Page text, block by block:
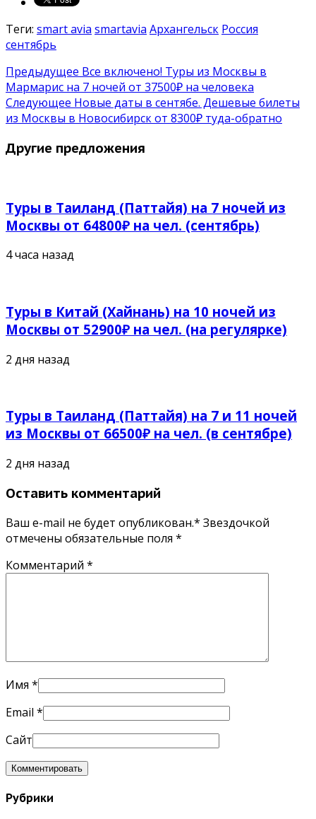
Теги: smart avia smartavia Архангельск Россия
сентябрь
Предыдущее Все включено! Туры из Москвы в
Мармарис на 7 ночей от 37500₽ на человека
Следующее Новые даты в сентябе. Дешевые билеты
из Москвы в Новосибирск от 8300₽ туда-обратно
Другие предложения
Туры в Таиланд (Паттайя) на 7 ночей из
Москвы от 64800₽ на чел. (сентябрь)
4 часа назад
Туры в Китай (Хайнань) на 10 ночей из
Москвы от 52900₽ на чел. (на регулярке)
2 дня назад
Туры в Таиланд (Паттайя) на 7 и 11 ночей
из Москвы от 66500₽ на чел. (в сентябре)
2 дня назад
Оставить комментарий
Ваш e-mail не будет опубликован.* Звездочкой
отмечены обязательные поля *
Комментарий *
Имя *
Email *
Сайт
Рубрики